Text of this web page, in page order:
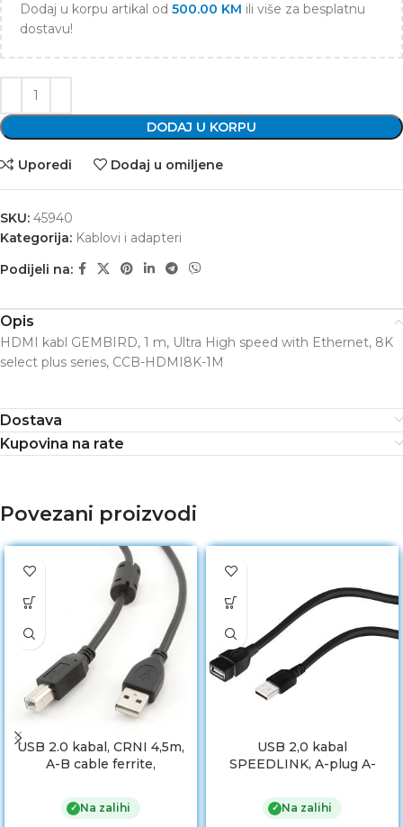
Dodaj u korpu artikal od 500.00 KM ili više za besplatnu
dostavu!
DODAJ U KORPU
Uporedi Dodaj u omiljene
SKU: 45940
Kategorija: Kablovi i adapteri
Podijeli na:
Opis
HDMI kabl GEMBIRD, 1 m, Ultra High speed with Ethernet, 8K
select plus series, CCB-HDMI8K-1M
Dostava
Kupovina na rate
Povezani proizvodi
USB 2.0 kabal, CRNI 4,5m,
A-B cable ferrite,
AMBM-15
✓ Na zalihi
USB 2,0 kabal
SPEEDLINK, A-plug A-
Extension Cable, SL-
170209-BK
✓ Na zalihi